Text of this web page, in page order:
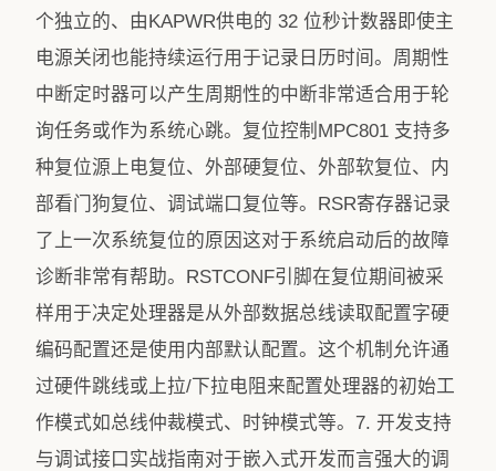
个独立的、由KAPWR供电的 32 位秒计数器即使主
电源关闭也能持续运行用于记录日历时间。周期性
中断定时器可以产生周期性的中断非常适合用于轮
询任务或作为系统心跳。复位控制MPC801 支持多
种复位源上电复位、外部硬复位、外部软复位、内
部看门狗复位、调试端口复位等。RSR寄存器记录
了上一次系统复位的原因这对于系统启动后的故障
诊断非常有帮助。RSTCONF引脚在复位期间被采
样用于决定处理器是从外部数据总线读取配置字硬
编码配置还是使用内部默认配置。这个机制允许通
过硬件跳线或上拉/下拉电阻来配置处理器的初始工
作模式如总线仲裁模式、时钟模式等。7. 开发支持
与调试接口实战指南对于嵌入式开发而言强大的调